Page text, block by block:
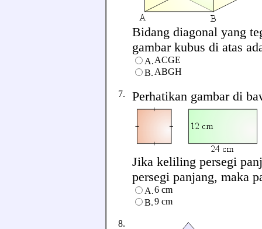
Bidang diagonal yang
gambar kubus di atas
A.ACGE
B. ABGH
7. Perhatikan gambar di
Jika keliling persegi
persegi panjang, maka
A.6 cm
B.9 cm
8.